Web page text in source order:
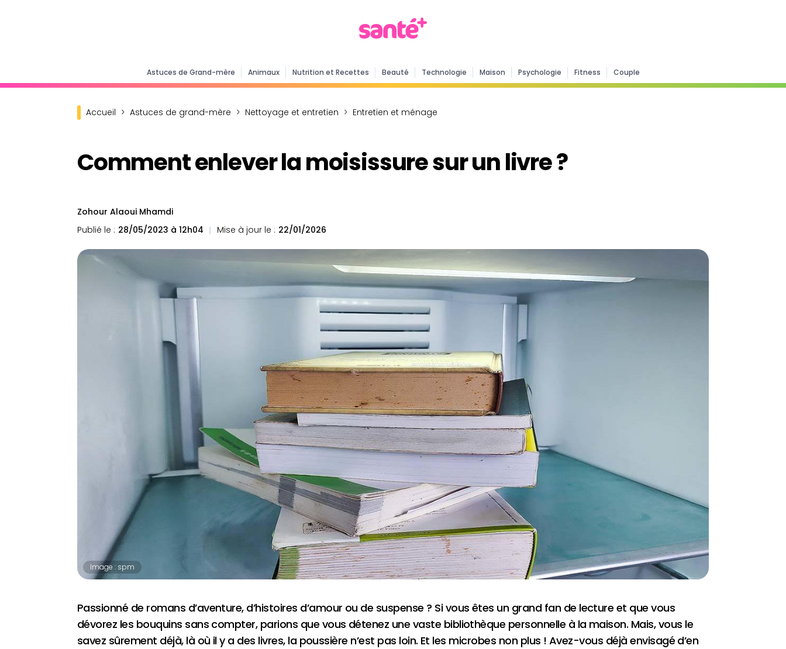
Astuces de Grand-mère Animaux Nutrition et Recettes Beauté Technologie Maison Psychologie Fitness Couple
Accueil Astuces de grand-mère Nettoyage et entretien Entretien et ménage
Comment enlever la moisissure sur un livre ?
Zohour Alaoui Mhamdi
Publié le : 28/05/2023 à 12h04 Mise à jour le : 22/01/2026
Image : spm
Passionné de romans d’aventure, d’histoires d’amour ou de suspense ? Si vous êtes un grand fan de lecture et que vous
dévorez les bouquins sans compter, parions que vous détenez une vaste bibliothèque personnelle à la maison. Mais, vous le
savez sûrement déjà, là où il y a des livres, la poussière n’est pas loin. Et les microbes non plus ! Avez-vous déjà envisagé d’en